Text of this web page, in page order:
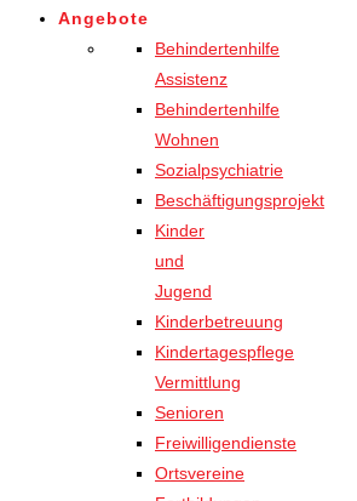
Angebote
Behindertenhilfe
Assistenz
Behindertenhilfe
Wohnen
Sozialpsychiatrie
Beschäftigungsprojekt
Kinder
und
Jugend
Kinderbetreuung
Kindertagespflege
Vermittlung
Senioren
Freiwilligendienste
Ortsvereine